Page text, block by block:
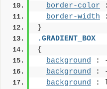
border-color
border-width
}
.GRADIENT_BOX
{
background : -
background : -
background :